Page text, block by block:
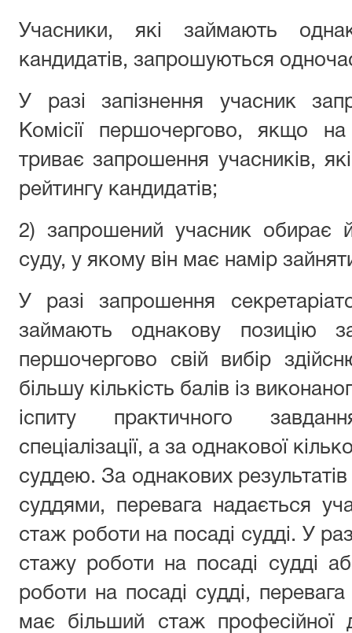
Учасники, які займають
кандидатів, запрошуються
У разі запізнення учасник
Комісії першочергово, якщо
триває запрошення учасників,
рейтингу кандидатів;
2) запрошений учасник обирає
суду, у якому він має намір
У разі запрошення
займають однакову позицію
першочергово свій вибір
більшу кількість балів із
іспиту практичного
спеціалізації, а за однакової
суддею. За однакових результатів
суддями, перевага надається
стаж роботи на посаді судді. У
стажу роботи на посаді судді
роботи на посаді судді,
має більший стаж професійної